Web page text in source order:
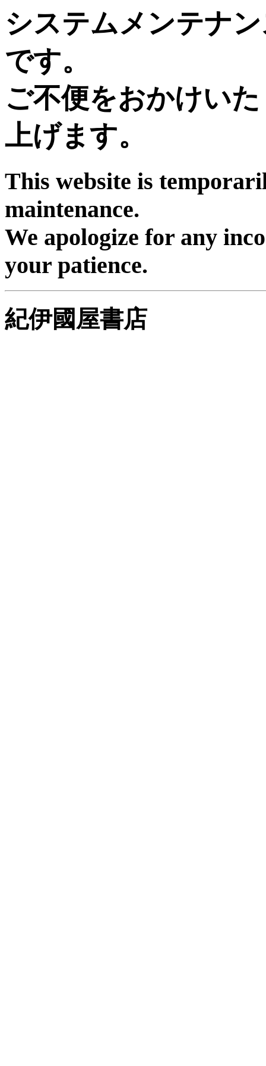
システムメンテナ
です。
ご不便をおかけい
上げます。
This website is
maintenance.
We apologize for any
your patience.
紀伊國屋書店